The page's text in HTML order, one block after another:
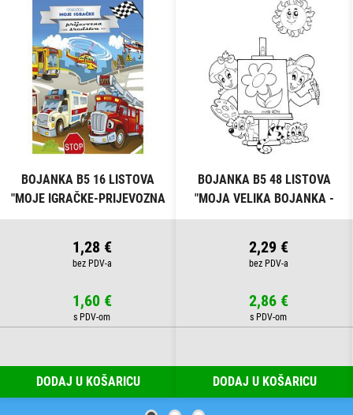
BOJANKA B5 16 LISTOVA
"MOJE IGRAČKE-PRIJEVOZNA
SREDSTVA" CONNECT
1,28 €
1,60 €
DODAJ U KOŠARICU
BOJANKA B5 48 LISTOVA
"MOJA VELIKA BOJANKA -
ŠARENI SVIJET" CONNECT
2,29 €
2,86 €
DODAJ U KOŠARICU